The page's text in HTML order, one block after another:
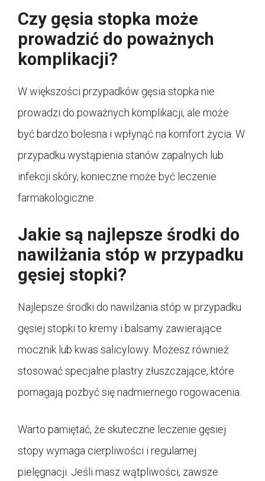
Czy gęsia stopka może
prowadzić do poważnych
komplikacji?
W większości przypadków gęsia stopka nie
prowadzi do poważnych komplikacji, ale może
być bardzo bolesna i wpłynąć na komfort życia. W
przypadku wystąpienia stanów zapalnych lub
infekcji skóry, konieczne może być leczenie
farmakologiczne.
Jakie są najlepsze środki do
nawilżania stóp w przypadku
gęsiej stopki?
Najlepsze środki do nawilżania stóp w przypadku
gęsiej stopki to kremy i balsamy zawierające
mocznik lub kwas salicylowy. Możesz również
stosować specjalne plastry złuszczające, które
pomagają pozbyć się nadmiernego rogowacenia.
Warto pamiętać, że skuteczne leczenie gęsiej
stopy wymaga cierpliwości i regularnej
pielęgnacji. Jeśli masz wątpliwości, zawsze